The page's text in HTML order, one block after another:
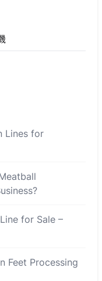
Lines for
for Sale –
Feet Processing